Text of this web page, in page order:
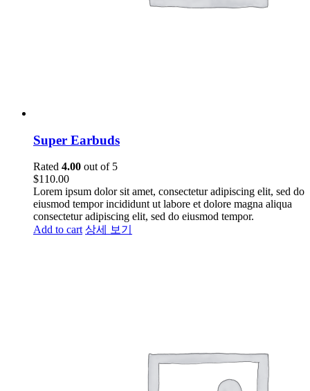
Super Earbuds
Rated 4.00 out of 5
$110.00
Lorem ipsum dolor sit amet, consectetur adipiscing elit, sed do
eiusmod tempor incididunt ut labore et dolore magna aliqua
consectetur adipiscing elit, sed do eiusmod tempor.
Add to cart 상세 보기